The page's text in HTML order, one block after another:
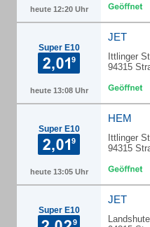
heute 12:20 Uhr
Super E10
heute 13:08 Uhr
JET
Ittlinger
94315
Super E10
heute 13:05 Uhr
HEM
Ittlinger
94315
Super E10
JET